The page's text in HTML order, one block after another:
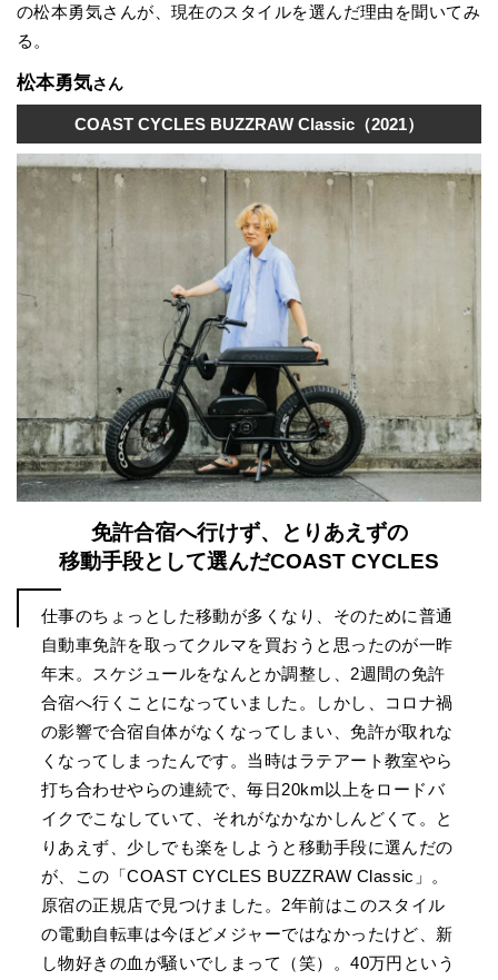
の松本勇気さんが、現在のスタイルを選んだ理由を聞いてみ
る。
松本勇気さん
COAST CYCLES BUZZRAW Classic（2021）
免許合宿へ行けず、とりあえずの
移動手段として選んだCOAST CYCLES
仕事のちょっとした移動が多くなり、そのために普通
自動車免許を取ってクルマを買おうと思ったのが一昨
年末。スケジュールをなんとか調整し、2週間の免許
合宿へ行くことになっていました。しかし、コロナ禍
の影響で合宿自体がなくなってしまい、免許が取れな
くなってしまったんです。当時はラテアート教室やら
打ち合わせやらの連続で、毎日20km以上をロードバ
イクでこなしていて、それがなかなかしんどくて。と
りあえず、少しでも楽をしようと移動手段に選んだの
が、この「COAST CYCLES BUZZRAW Classic」。
原宿の正規店で見つけました。2年前はこのスタイル
の電動自転車は今ほどメジャーではなかったけど、新
し物好きの血が騒いでしまって（笑）。40万円という